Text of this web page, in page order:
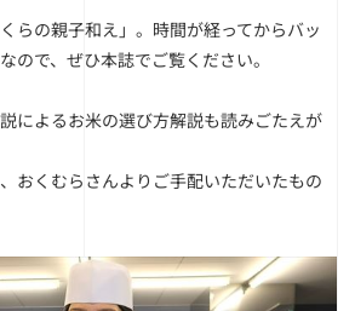
らの親子和え」。 時間が経ってからバッ
ので、ぜひ本誌でご覧ください。
によるお米の選び方解説も読みごたえが
おくむらさんよりご手配いただいたもの